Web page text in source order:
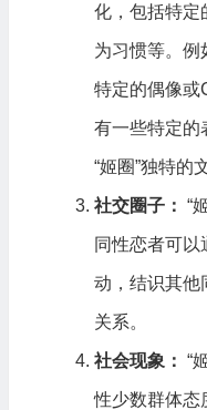
化，包括特定
为习惯等。例
特定的偶像或
有一些特定的
“姬圈”独特的
社交圈子： “
同性恋者可以
动，结识其他
关系。
社会现象： “
性少数群体态